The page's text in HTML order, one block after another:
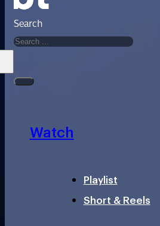
Search
Watch
Playlist
Short & Reels